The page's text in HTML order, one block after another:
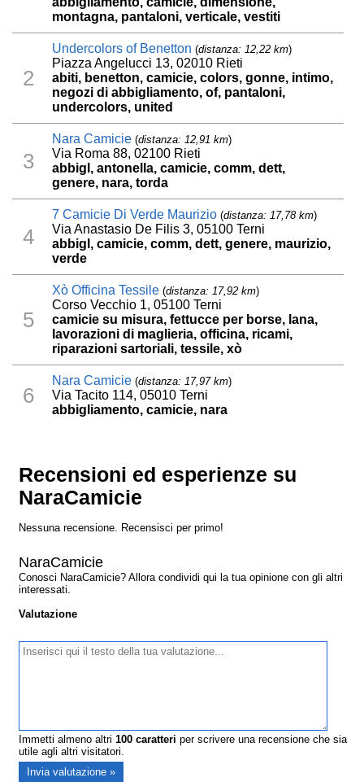
montagna, pantaloni, verticale, vestiti
2
Undercolors of Benetton (distanza: 12,22 km)
Piazza Angelucci 13, 02010 Rieti
abiti, benetton, camicie, colors, gonne, intimo,
negozi di abbigliamento, of, pantaloni,
undercolors, united
3
Nara Camicie (distanza: 12,91 km)
Via Roma 88, 02100 Rieti
abbigl, antonella, camicie, comm, dett,
genere, nara, torda
4
7 Camicie Di Verde Maurizio (distanza: 17,78 km)
Via Anastasio De Filis 3, 05100 Terni
abbigl, camicie, comm, dett, genere, maurizio,
verde
5
Xò Officina Tessile (distanza: 17,92 km)
Corso Vecchio 1, 05100 Terni
camicie su misura, fettucce per borse, lana,
lavorazioni di maglieria, officina, ricami,
riparazioni sartoriali, tessile, xò
6
Nara Camicie (distanza: 17,97 km)
Via Tacito 114, 05010 Terni
abbigliamento, camicie, nara
Recensioni ed esperienze su
NaraCamicie
Nessuna recensione. Recensisci per primo!
NaraCamicie
Conosci NaraCamicie? Allora condividi qui la tua opinione con gli altri
interessati.
Valutazione
Immetti almeno altri100 caratteri per scrivere una recensione che sia
utile agli altri visitatori.